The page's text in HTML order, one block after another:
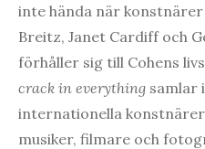
inte hända när
Breitz, Janet Cardiff och
förhåller sig till Cohens
crack in everything samlar
internationella
musiker, filmare och